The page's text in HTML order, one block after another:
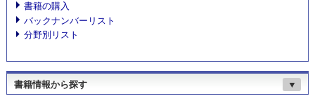
書籍の購入
バックナンバーリスト
分野別リスト
書籍情報から探す ▼